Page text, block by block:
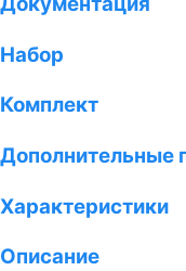
Набор
Комплект
Дополнительные
Характеристики
Описание